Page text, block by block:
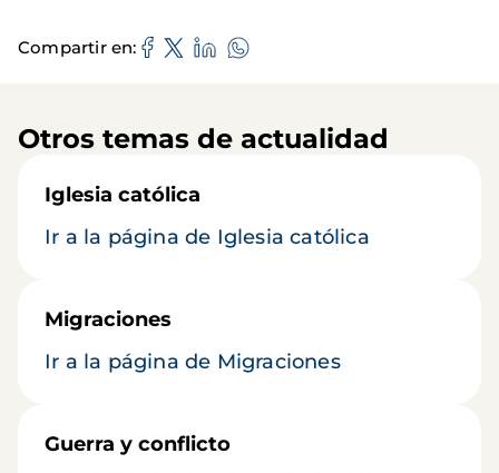
Compartir en
Otros temas de actualidad
Iglesia católica
Ir a la página de Iglesia católica
Migraciones
Ir a la página de Migraciones
Guerra y conflicto